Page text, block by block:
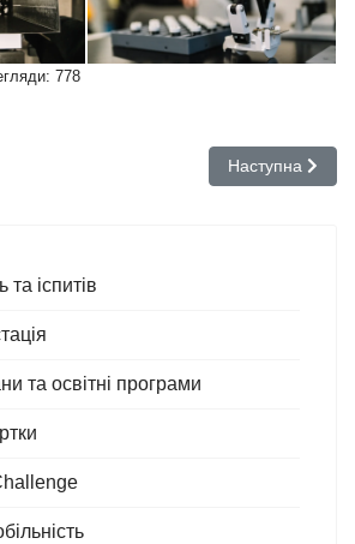
778
практика магістрів
Наступна
Наступна
та іспитів
та освітні програми